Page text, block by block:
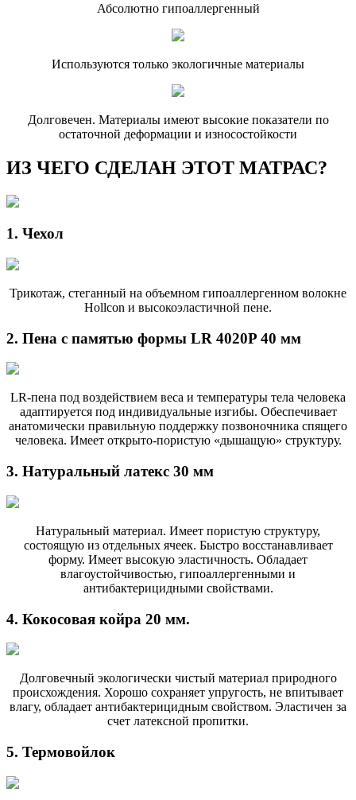
Абсолютно гипоаллергенный
Используются только экологичные материалы
Долговечен. Материалы имеют высокие показатели по
остаточной деформации и износостойкости
ИЗ ЧЕГО СДЕЛАН ЭТОТ МАТРАС?
1. Чехол
Трикотаж, стеганный на объемном гипоаллергенном волокне
Hollcon и высокоэластичной пене.
2. Пена с памятью формы LR 4020P 40 мм
LR-пена под воздействием веса и температуры тела человека
адаптируется под индивидуальные изгибы. Обеспечивает
анатомически правильную поддержку позвоночника спящего
человека. Имеет открыто-пористую «дышащую» структуру.
3. Натуральный латекс 30 мм
Натуральный материал. Имеет пористую структуру,
состоящую из отдельных ячеек. Быстро восстанавливает
форму. Имеет высокую эластичность. Обладает
влагоустойчивостью, гипоаллергенными и
антибактерицидными свойствами.
4. Кокосовая койра 20 мм.
Долговечный экологически чистый материал природного
происхождения. Хорошо сохраняет упругость, не впитывает
влагу, обладает антибактерицидным свойством. Эластичен за
счет латексной пропитки.
5. Термовойлок